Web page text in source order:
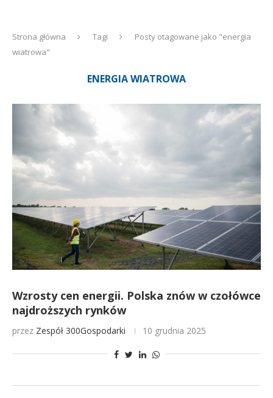
Strona główna Tagi
Posty otagowane jako "energia
wiatrowa"
ENERGIA WIATROWA
Wzrosty cen energii. Polska znów w czołówce
najdroższych rynków
przez Zespół 300Gospodarki 10 grudnia 2025